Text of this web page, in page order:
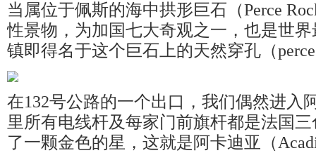
当属位于佩斯的海中拱形巨石（Perce
性景物，为加国七大奇观之一，也是世
镇即得名于这个巨石上的天然穿孔（
在132号公路的一个出口，我们偶然进入
里所有电线杆及每家门前旗杆都是法国
了一颗金色的星，这就是阿卡迪亚（